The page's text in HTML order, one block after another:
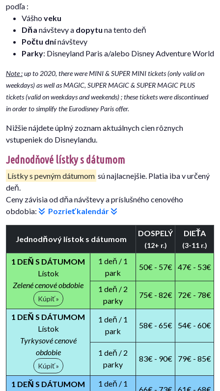
podľa :
Vášho veku
Dňa návštevy a dopytu na tento deň
Počtu dnínávštevy
Parky: Disneyland Paris a/alebo Disney Adventure World
Note :up to 2020, there were MINI & SUPER MINI tickets (only valid on
weekdays) as well as MAGIC, SUPER MAGIC & SUPER MAGIC PLUS
tickets (valid on weekdays and weekends) ; these tickets were discontinued
in order to simplify the Eurodisney Paris offer.
Nižšie nájdete úplný zoznam aktuálnych cien rôznych
vstupeniek do Disneylandu.
Jednodňové lístky s dátumom
Lístky s pevným dátumom sú najlacnejšie. Platia iba v určený
deň.
Ceny závisia od dňa návštevy a príslušného cenového
obdobia:
Pozrieť kalendár
Jednodňový lístok s dátumom
DOSPELÝ
(12+ r.)
DIEŤA
(3-11 r.)
1 DEŇ S DÁTUMOM
Lístok
Zelené cenové obdobie
Kúpiť »
1 deň / 1
park
50€ - 57€ 47€ - 53€
1 deň / 2
parky
75€ - 82€ 72€ - 78€
1 DEŇ S DÁTUMOM
Lístok
Tyrkysové cenové
obdobie
Kúpiť »
1 deň / 1
park
58€ - 65€ 54€ - 60€
1 deň / 2
parky
83€ - 90€ 79€ - 85€
1 DEŇ S DÁTUMOM
1 deň / 1